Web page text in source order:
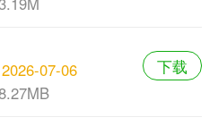
2026-07-06
下载